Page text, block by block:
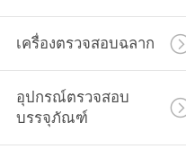
เครื่องตรวจสอบฉลาก
อุปกรณ์ตรวจสอบ
บรรจุภัณฑ์